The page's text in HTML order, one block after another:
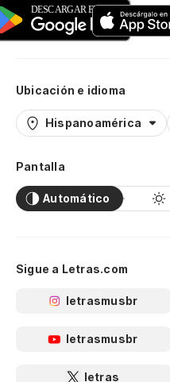
Ubicación e idioma
Hispanoamérica
Pantalla
Automático
Sigue a Letras.com
letrasmusbr
letrasmusbr
letras